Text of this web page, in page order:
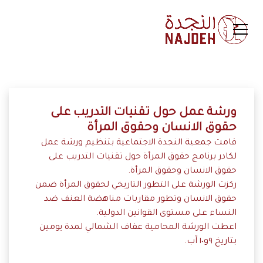
ورشة عمل حول تقنيات التدريب على
حقوق الانسان وحقوق المرأة
قامت جمعية النجدة الاجتماعية بتنظيم ورشة عمل
لكادر برنامج حقوق المرأة حول تقنيات التدريب على
حقوق الانسان وحقوق المرأة.
ركزت الورشة على التطور التاريخي لحقوق المرأة ضمن
حقوق الانسان وتطور مقاربات مناهضة العنف ضد
النساء على مستوى القوانين الدولية.
اعطت الورشة المحامية عفاف الشمالي لمدة يومين
بتاريخ ٩و١٠ آب.